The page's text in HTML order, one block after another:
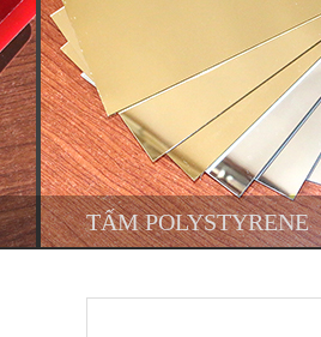
TẤM POLYSTYRENE